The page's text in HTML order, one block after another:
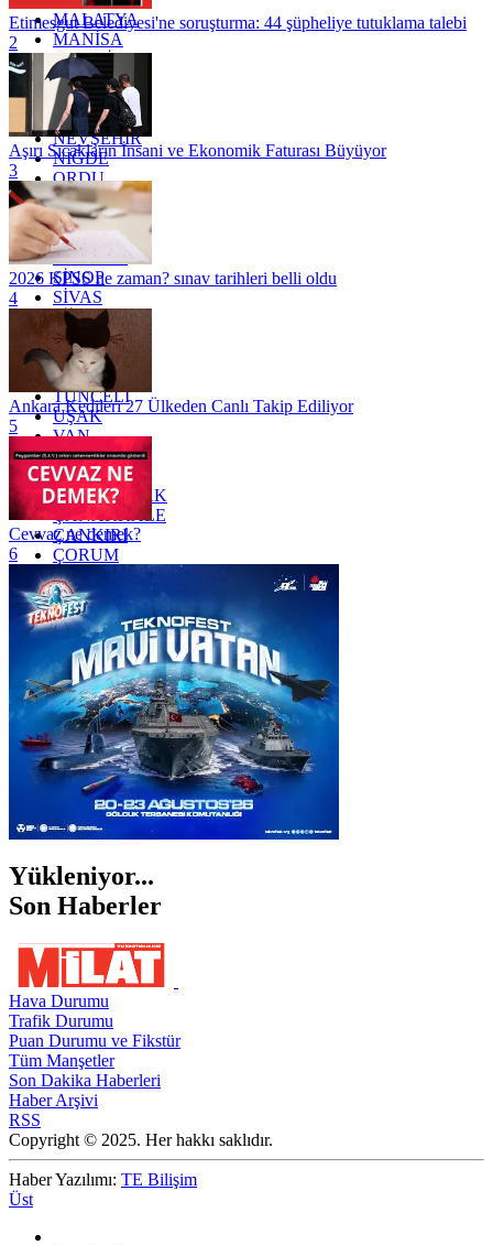
MALATYA
MANİSA
MARDİN
MERSİN
MUĞLA
MUŞ
NEVŞEHİR
NİĞDE
ORDU
OSMANİYE
RİZE
SAKARYA
SAMSUN
SİNOP
SİVAS
SİİRT
TEKİRDAĞ
TOKAT
TRABZON
TUNCELİ
UŞAK
VAN
YALOVA
YOZGAT
ZONGULDAK
ÇANAKKALE
ÇANKIRI
ÇORUM
İSTANBUL
İZMİR
ŞANLIURFA
ŞIRNAK
Etimesgut Belediyesi'ne soruşturma: 44 şüpheliye tutuklama talebi
2
Aşırı Sıcakların İnsani ve Ekonomik Faturası Büyüyor
3
2026 KPSS ne zaman? sınav tarihleri belli oldu
4
Ankara Kedileri 27 Ülkeden Canlı Takip Ediliyor
5
Cevvaz ne demek?
6
Yükleniyor...
Son Haberler
Hava Durumu
Trafik Durumu
Puan Durumu ve Fikstür
Tüm Manşetler
Son Dakika Haberleri
Haber Arşivi
RSS
Copyright © 2025. Her hakkı saklıdır.
Haber Yazılımı: TE Bilişim
Üst